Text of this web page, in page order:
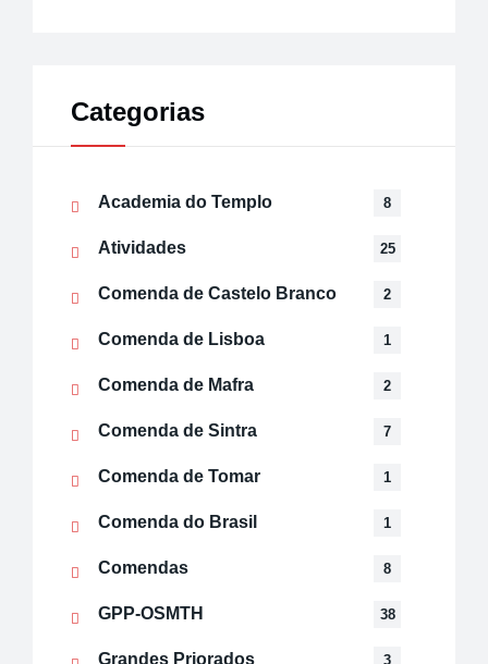
Categorias
Academia do Templo 8
Atividades 25
Comenda de Castelo Branco 2
Comenda de Lisboa 1
Comenda de Mafra 2
Comenda de Sintra 7
Comenda de Tomar 1
Comenda do Brasil 1
Comendas 8
GPP-OSMTH 38
Grandes Priorados 3